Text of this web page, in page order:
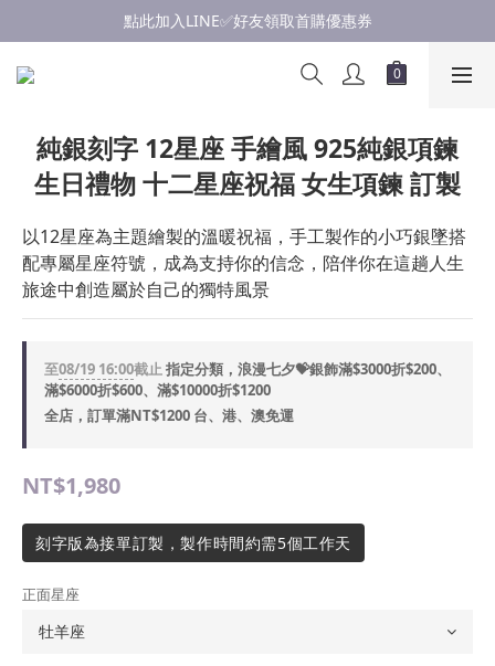
點此加入LINE✅好友領取首購優惠券
點此加入LINE✅好友領取首購優惠券
浪漫慶七夕💝銀飾滿$3000享優惠💝至8/19
純銀刻字 12星座 手繪風 925純銀項鍊
生日禮物 十二星座祝福 女生項鍊 訂製
以12星座為主題繪製的溫暖祝福，手工製作的小巧銀墜搭
配專屬星座符號，成為支持你的信念，陪伴你在這趟人生
旅途中創造屬於自己的獨特風景
至08/19 16:00截止指定分類，浪漫七夕💝銀飾滿$3000折$200、
滿$6000折$600、滿$10000折$1200
全店，訂單滿NT$1200 台、港、澳免運
NT$1,980
刻字版為接單訂製，製作時間約需5個工作天
正面星座